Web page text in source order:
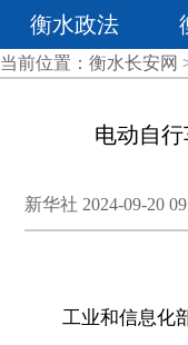
衡水政法
当前位置： 衡水长安网
电动自行
新华社 2024-09-20
工业和信息化部